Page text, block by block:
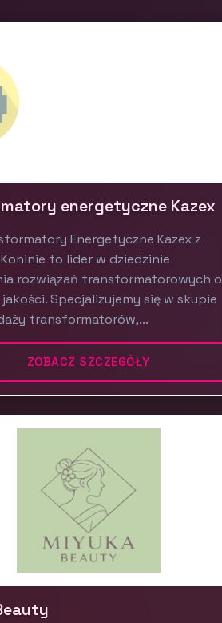
energetyczne Kazex
Energetyczne Kazex z
to lider w dziedzinie
rozwiązań transformatorowych o
Specjalizujemy się w skupie
transformatorów,...
ZOBACZ SZCZEGÓŁY